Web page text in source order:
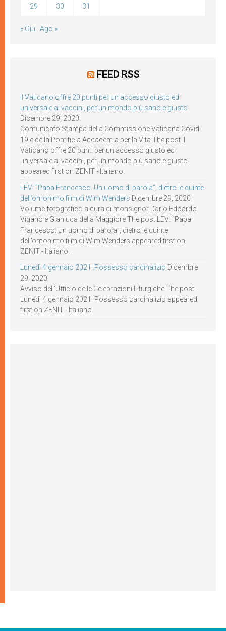
29 30 31
« Giu Ago »
FEED RSS
Il Vaticano offre 20 punti per un accesso giusto ed
universale ai vaccini, per un mondo più sano e giusto
Dicembre 29, 2020
Comunicato Stampa della Commissione Vaticana Covid-
19 e della Pontificia Accademia per la Vita The post Il
Vaticano offre 20 punti per un accesso giusto ed
universale ai vaccini, per un mondo più sano e giusto
appeared first on ZENIT - Italiano.
LEV: “Papa Francesco. Un uomo di parola”, dietro le quinte
dell’omonimo film di Wim Wenders Dicembre 29, 2020
Volume fotografico a cura di monsignor Dario Edoardo
Viganò e Gianluca della Maggiore The post LEV: “Papa
Francesco. Un uomo di parola”, dietro le quinte
dell’omonimo film di Wim Wenders appeared first on
ZENIT - Italiano.
Lunedì 4 gennaio 2021: Possesso cardinalizio Dicembre
29, 2020
Avviso dell’Ufficio delle Celebrazioni Liturgiche The post
Lunedì 4 gennaio 2021: Possesso cardinalizio appeared
first on ZENIT - Italiano.